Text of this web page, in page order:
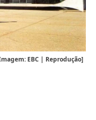
EBC | Reprodução]